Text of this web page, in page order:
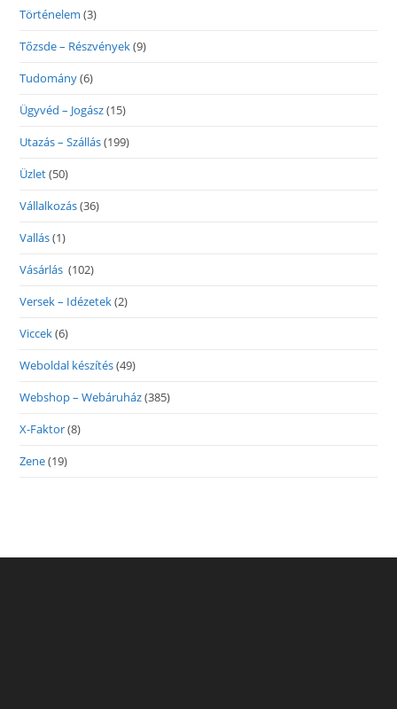
Történelem (3)
Tőzsde – Részvények(9)
Tudomány(6)
Ügyvéd – Jogász(15)
Utazás – Szállás(199)
Üzlet(50)
Vállalkozás(36)
Vallás(1)
Vásárlás (102)
Versek – Idézetek(2)
Viccek(6)
Weboldal készítés(49)
Webshop – Webáruház(385)
X-Faktor(8)
Zene(19)